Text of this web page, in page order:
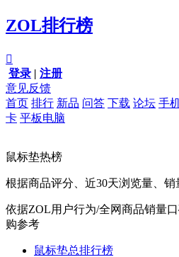
ZOL排行榜

登录 | 注册
意见反馈
首页 排行 新品 问答 下载 论坛 手
卡 平板电脑
鼠标垫热榜
根据商品评分、近30天浏览量、
依据ZOL用户行为/全网商品销量
购参考
鼠标垫总排行榜